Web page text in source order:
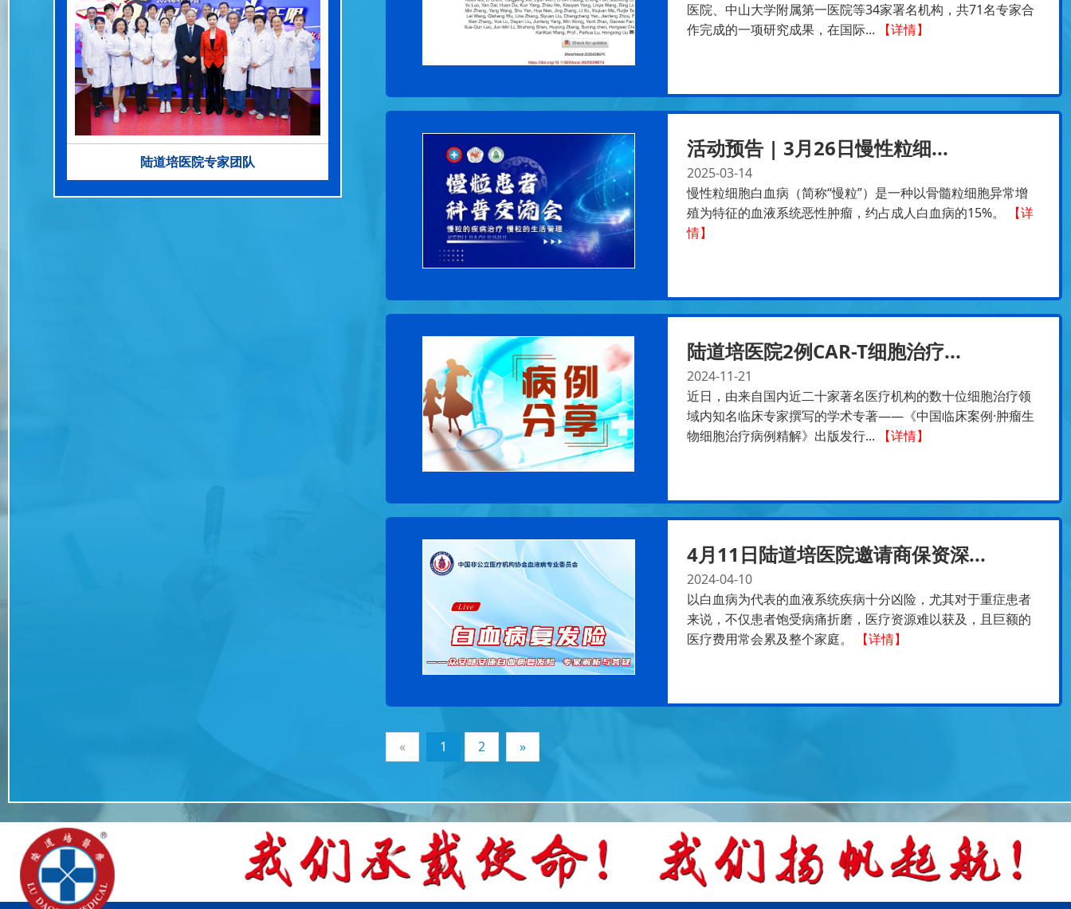
陆道培医院专家团队
医院、中山大学附属第一医院等34家署名机构，共71名专家合
作完成的一项研究成果，在国际...
【详情】
活动预告 | 3月26日慢性粒细...
2025-03-14
慢性粒细胞白血病（简称“慢粒”）是一种以骨髓粒细胞异常增
殖为特征的血液系统恶性肿瘤，约占成人白血病的15%。
【详
情】
陆道培医院2例CAR-T细胞治疗...
2024-11-21
近日，由来自国内近二十家著名医疗机构的数十位细胞治疗领
域内知名临床专家撰写的学术专著——《中国临床案例·肿瘤生
物细胞治疗病例精解》出版发行...
【详情】
4月11日陆道培医院邀请商保资深...
2024-04-10
以白血病为代表的血液系统疾病十分凶险，尤其对于重症患者
来说，不仅患者饱受病痛折磨，医疗资源难以获及，且巨额的
医疗费用常会累及整个家庭。
【详情】
« 1 2 »